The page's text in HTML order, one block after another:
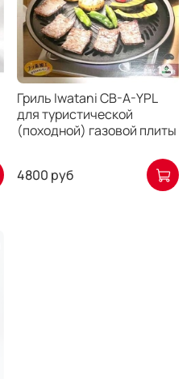
Гриль Iwatani CB-A-YPL
для туристической
(походной) газовой плиты
4800 руб